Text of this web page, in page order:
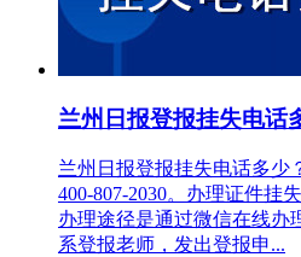
兰州日报登报挂失电话
兰州日报登报挂失电话多少
400-807-2030。办理证件挂
办理途径是通过微信在线办
系登报老师，发出登报申...